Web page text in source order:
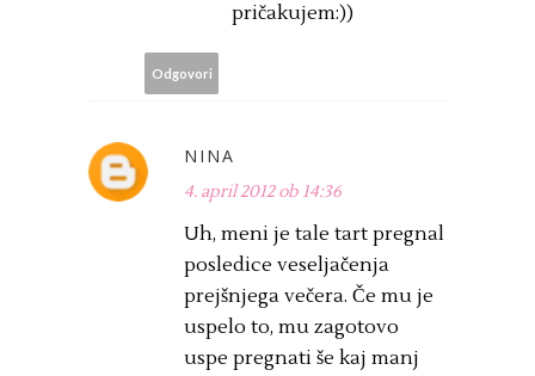
pričakujem:))
Odgovori
NINA
4. april 2012 ob 14:36
Uh, meni je tale tart pregnal
posledice veseljačenja
prejšnjega večera. Če mu je
uspelo to, mu zagotovo
uspe pregnati še kaj manj